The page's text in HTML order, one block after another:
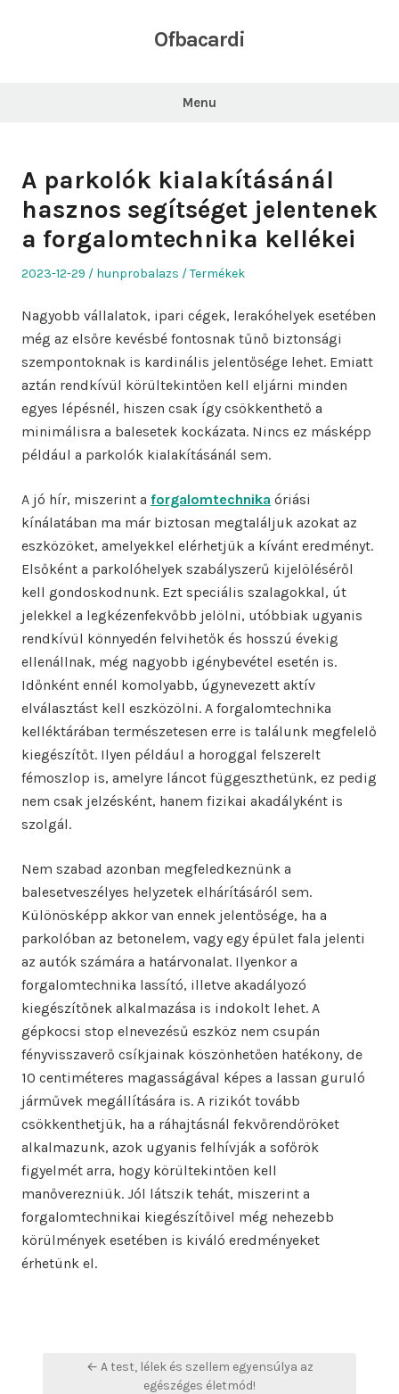
Ofbacardi
Menu
A parkolók kialakításánál
hasznos segítséget jelentenek
a forgalomtechnika kellékei
Posted
2023-12-29 Author
hunprobalazs
Posted
Termékek
Nagyobb vállalatok, ipari cégek, lerakóhelyek esetében
még az elsőre kevésbé fontosnak tűnő biztonsági
szempontoknak is kardinális jelentősége lehet. Emiatt
aztán rendkívül körültekintően kell eljárni minden
egyes lépésnél, hiszen csak így csökkenthető a
minimálisra a balesetek kockázata. Nincs ez másképp
például a parkolók kialakításánál sem.
A jó hír, miszerint a forgalomtechnika óriási
kínálatában ma már biztosan megtaláljuk azokat az
eszközöket, amelyekkel elérhetjük a kívánt eredményt.
Elsőként a parkolóhelyek szabályszerű kijelöléséről
kell gondoskodnunk. Ezt speciális szalagokkal, út
jelekkel a legkézenfekvőbb jelölni, utóbbiak ugyanis
rendkívül könnyedén felvihetők és hosszú évekig
ellenállnak, még nagyobb igénybevétel esetén is.
Időnként ennél komolyabb, úgynevezett aktív
elválasztást kell eszközölni. A forgalomtechnika
kelléktárában természetesen erre is találunk megfelelő
kiegészítőt. Ilyen például a horoggal felszerelt
fémoszlop is, amelyre láncot függeszthetünk, ez pedig
nem csak jelzésként, hanem fizikai akadályként is
szolgál.
Nem szabad azonban megfeledkeznünk a
balesetveszélyes helyzetek elhárításáról sem.
Különösképp akkor van ennek jelentősége, ha a
parkolóban az betonelem, vagy egy épület fala jelenti
az autók számára a határvonalat. Ilyenkor a
forgalomtechnika lassító, illetve akadályozó
kiegészítőnek alkalmazása is indokolt lehet. A
gépkocsi stop elnevezésű eszköz nem csupán
fényvisszaverő csíkjainak köszönhetően hatékony, de
10 centiméteres magasságával képes a lassan guruló
járművek megállítására is. A rizikót tovább
csökkenthetjük, ha a ráhajtásnál fekvőrendőröket
alkalmazunk, azok ugyanis felhívják a sofőrök
figyelmét arra, hogy körültekintően kell
manőverezniük. Jól látszik tehát, miszerint a
forgalomtechnikai kiegészítőivel még nehezebb
körülmények esetében is kiváló eredményeket
érhetünk el.
Bejegyzés← A test, lélek és szellem egyensúlya az
egészéges életmód!